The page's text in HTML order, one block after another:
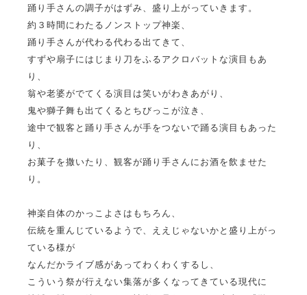
踊り手さんの調子がはずみ、盛り上がっていきます。
約３時間にわたるノンストップ神楽、
踊り手さんが代わる代わる出てきて、
すずや扇子にはじまり刀をふるアクロバットな演目もあ
り、
翁や老婆がでてくる演目は笑いがわきあがり、
鬼や獅子舞も出てくるとちびっこが泣き、
途中で観客と踊り手さんが手をつないで踊る演目もあった
り、
お菓子を撒いたり、観客が踊り手さんにお酒を飲ませた
り。
神楽自体のかっこよさはもちろん、
伝統を重んじているようで、ええじゃないかと盛り上がっ
ている様が
なんだかライブ感があってわくわくするし、
こういう祭が行えない集落が多くなってきている現代に